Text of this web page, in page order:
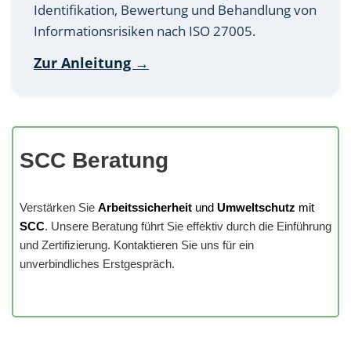
Identifikation, Bewertung und Behandlung von
Informationsrisiken nach ISO 27005.
Zur Anleitung →
SCC Beratung
Verstärken Sie Arbeitssicherheit und Umweltschutz mit
SCC. Unsere Beratung führt Sie effektiv durch die Einführung
und Zertifizierung. Kontaktieren Sie uns für ein
unverbindliches Erstgespräch.